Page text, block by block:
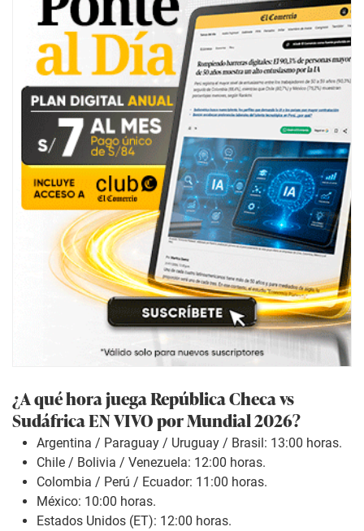
¿A qué hora juega República Checa vs
Sudáfrica EN VIVO por Mundial 2026?
Argentina / Paraguay / Uruguay / Brasil: 13:00 horas.
Chile / Bolivia / Venezuela: 12:00 horas.
Colombia / Perú / Ecuador: 11:00 horas.
México: 10:00 horas.
Estados Unidos (ET): 12:00 horas.